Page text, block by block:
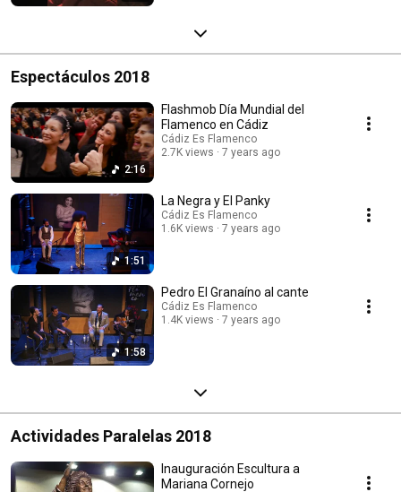
Espectáculos 2018
2:16
Flashmob Día Mundial del
Flamenco en Cádiz
Cádiz Es Flamenco
2.7K views
7 years ago
1:51
La Negra y El Panky
Cádiz Es Flamenco
1.6K views
7 years ago
1:58
Pedro El Granaíno al cante
Cádiz Es Flamenco
1.4K views
7 years ago
Actividades Paralelas 2018
Inauguración Escultura a
Mariana Cornejo